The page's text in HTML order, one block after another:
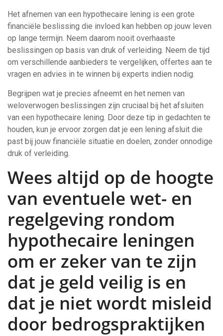
Het afnemen van een hypothecaire lening is een grote
financiële beslissing die invloed kan hebben op jouw leven
op lange termijn. Neem daarom nooit overhaaste
beslissingen op basis van druk of verleiding. Neem de tijd
om verschillende aanbieders te vergelijken, offertes aan te
vragen en advies in te winnen bij experts indien nodig.
Begrijpen wat je precies afneemt en het nemen van
weloverwogen beslissingen zijn cruciaal bij het afsluiten
van een hypothecaire lening. Door deze tip in gedachten te
houden, kun je ervoor zorgen dat je een lening afsluit die
past bij jouw financiële situatie en doelen, zonder onnodige
druk of verleiding.
Wees altijd op de hoogte
van eventuele wet- en
regelgeving rondom
hypothecaire leningen
om er zeker van te zijn
dat je geld veilig is en
dat je niet wordt misleid
door bedrogspraktijken